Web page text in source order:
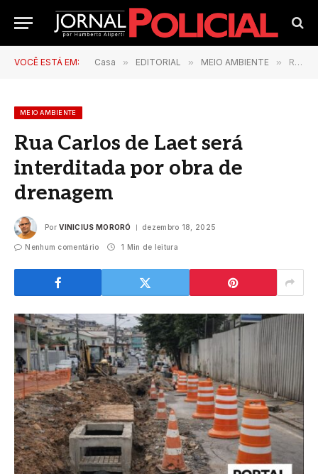
VOCÊ ESTÁ EM: Casa » EDITORIAL » MEIO AMBIENTE » Rua Carlos de Laet será interditada por obra de drenagem
MEIO AMBIENTE
Rua Carlos de Laet será
interditada por obra de
drenagem
Por VINICIUS MORORÓ dezembro 18, 2025
Nenhum comentário 1 Min de leitura